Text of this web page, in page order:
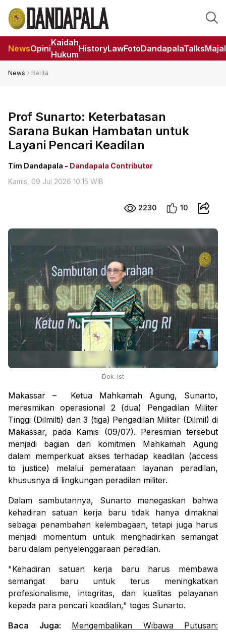
NewsOpini
Kaidah
Hukum
HistoryLawFotoDandapalaTalks
News Berita
Prof Sunarto: Keterbatasan
Sarana Bukan Hambatan untuk
Layani Pencari Keadilan
Tim Dandapala - Dandapala Contributor
Kamis, 09 Jul 2026 10:15 WIB
2230 10
Dok. Ist
Makassar – Ketua Mahkamah Agung, Sunarto,
meresmikan operasional 2 (dua) Pengadilan Militer
Tinggi (Dilmilti) dan 3 (tiga) Pengadilan Militer (Dilmil) di
Makassar, pada Kamis (09/07). Peresmian tersebut
menjadi bagian dari komitmen Mahkamah Agung
dalam memperkuat akses terhadap keadilan (access
to justice) melalui pemerataan layanan peradilan,
khususnya di lingkungan peradilan militer.
Dalam sambutannya, Sunarto menegaskan bahwa
kehadiran satuan kerja baru tidak hanya dimaknai
sebagai penambahan kelembagaan, tetapi juga harus
menjadi momentum untuk menghadirkan semangat
baru dalam penyelenggaraan peradilan.
"Kehadiran satuan kerja baru harus membawa
semangat baru untuk terus meningkatkan
profesionalisme, integritas, dan kualitas pelayanan
kepada para pencari keadilan," tegas Sunarto.
Baca Juga:
Mengembalikan Wibawa Putusan: